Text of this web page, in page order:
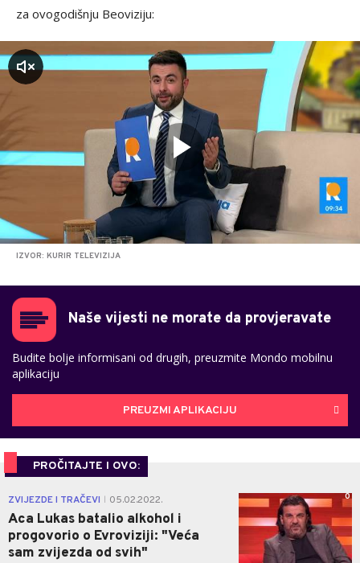
za ovogodišnju Beoviziju:
IZVOR: KURIR TELEVIZIJA
Naše vijesti ne morate da provjeravate
Budite bolje informisani od drugih, preuzmite Mondo mobilnu
aplikaciju
PREUZMI APLIKACIJU
PROČITAJTE I OVO:
ZVIJEZDE I TRAČEVI 05.02.2022.
Aca Lukas batalio alkohol i
progovorio o Evroviziji: "Veća
sam zvijezda od svih"
0